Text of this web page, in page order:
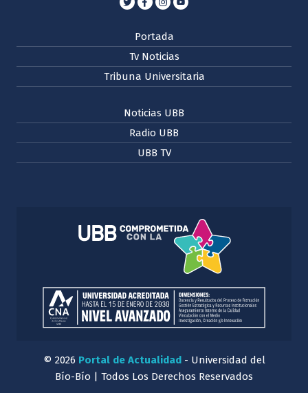
Portada
Tv Noticias
Tribuna Universitaria
Noticias UBB
Radio UBB
UBB TV
© 2026 Portal de Actualidad- Universidad del
Bío-Bío | Todos Los Derechos Reservados